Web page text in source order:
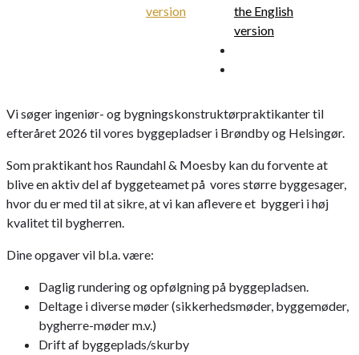
version
the English
version
Vi søger ingeniør- og bygningskonstruktørpraktikanter til
efteråret 2026 til vores byggepladser i Brøndby og Helsingør.
Som praktikant hos Raundahl & Moesby kan du forvente at
blive en aktiv del af byggeteamet på vores større byggesager,
hvor du er med til at sikre, at vi kan aflevere et byggeri i høj
kvalitet til bygherren.
Dine opgaver vil bl.a. være:
Daglig rundering og opfølgning på byggepladsen.
Deltage i diverse møder (sikkerhedsmøder, byggemøder,
bygherre-møder m.v.)
Drift af byggeplads/skurby